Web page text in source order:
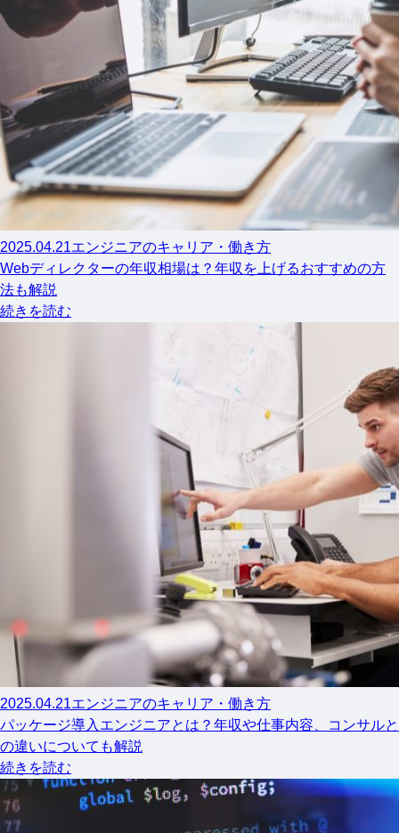
2025.04.21エンジニアのキャリア・働き方
Webディレクターの年収相場は？年収を上げるおすすめの方
法も解説
続きを読む
2025.04.21エンジニアのキャリア・働き方
パッケージ導入エンジニアとは？年収や仕事内容、コンサルと
の違いについても解説
続きを読む